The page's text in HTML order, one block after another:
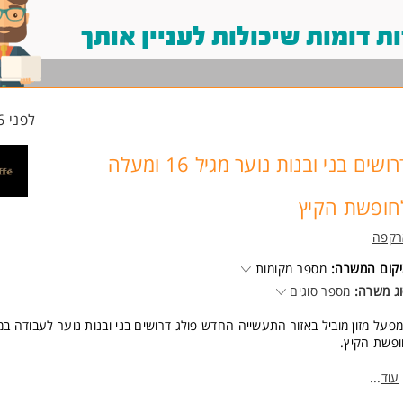
דומות שיכולות לעניין אותך
לפני 16 שעות
דרושים בני ובנות נוער מגיל 16 ומעלה
הקיץ
המשרה: מספר מקומות
משרה: מספר סוגים
מזון מוביל באזור התעשייה החדש פולג דרושים בני ובנות נוער לעבודה
הקיץ.
מיועדת לבני ובנות נוער מגיל 16 ומעלה עוד...